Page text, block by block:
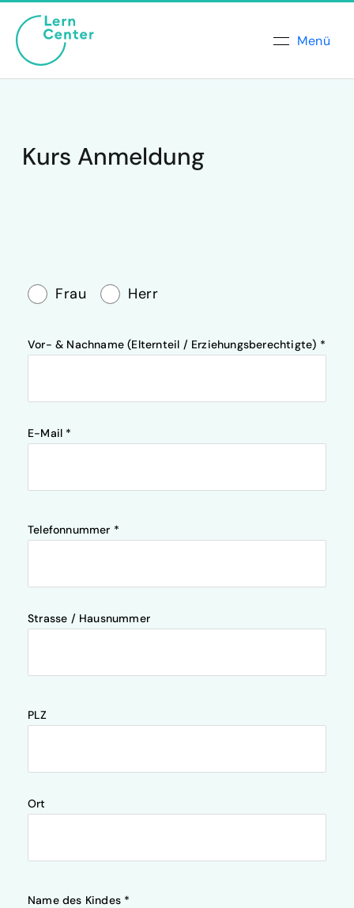
Menü
Kurs Anmeldung
Frau Herr
Vor- & Nachname (Elternteil / Erziehungsberechtigte) *
E-Mail *
Telefonnummer *
Strasse / Hausnummer
PLZ
Ort
Name des Kindes *